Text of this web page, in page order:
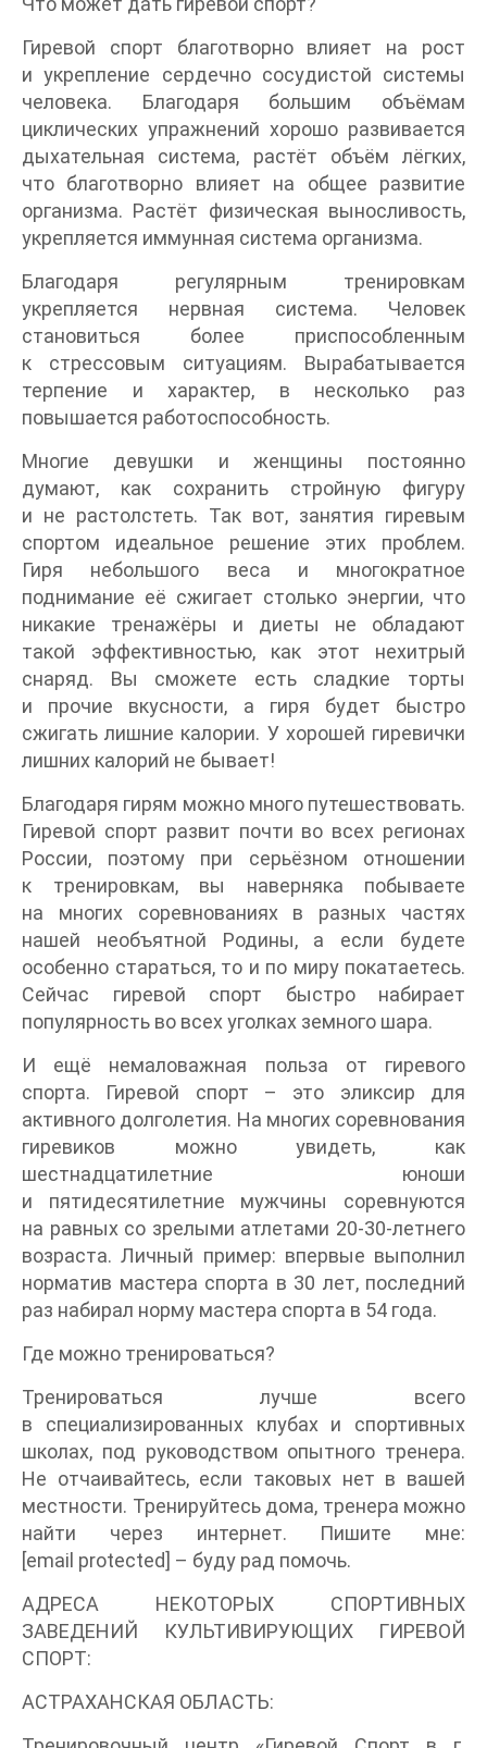
Гиревой спорт благотворно влияет на рост
и укрепление сердечно сосудистой системы
человека. Благодаря большим объёмам
циклических упражнений хорошо развивается
дыхательная система, растёт объём лёгких,
что благотворно влияет на общее развитие
организма. Растёт физическая выносливость,
укрепляется иммунная система организма.
Благодаря регулярным тренировкам
укрепляется нервная система. Человек
становиться более приспособленным
к стрессовым ситуациям. Вырабатывается
терпение и характер, в несколько раз
повышается работоспособность.
Многие девушки и женщины постоянно
думают, как сохранить стройную фигуру
и не растолстеть. Так вот, занятия гиревым
спортом идеальное решение этих проблем.
Гиря небольшого веса и многократное
поднимание её сжигает столько энергии, что
никакие тренажёры и диеты не обладают
такой эффективностью, как этот нехитрый
снаряд. Вы сможете есть сладкие торты
и прочие вкусности, а гиря будет быстро
сжигать лишние калории. У хорошей гиревички
лишних калорий не бывает!
Благодаря гирям можно много путешествовать.
Гиревой спорт развит почти во всех регионах
России, поэтому при серьёзном отношении
к тренировкам, вы наверняка побываете
на многих соревнованиях в разных частях
нашей необъятной Родины, а если будете
особенно стараться, то и по миру покатаетесь.
Сейчас гиревой спорт быстро набирает
популярность во всех уголках земного шара.
И ещё немаловажная польза от гиревого
спорта. Гиревой спорт – это эликсир для
активного долголетия. На многих соревнования
гиревиков можно увидеть, как
шестнадцатилетние юноши
и пятидесятилетние мужчины соревнуются
на равных со зрелыми атлетами 20-30-летнего
возраста. Личный пример: впервые выполнил
норматив мастера спорта в 30 лет, последний
раз набирал норму мастера спорта в 54 года.
Где можно тренироваться?
Тренироваться лучше всего
в специализированных клубах и спортивных
школах, под руководством опытного тренера.
Не отчаивайтесь, если таковых нет в вашей
местности. Тренируйтесь дома, тренера можно
найти через интернет. Пишите мне:
[email protected] – буду рад помочь.
АДРЕСА НЕКОТОРЫХ СПОРТИВНЫХ
ЗАВЕДЕНИЙ КУЛЬТИВИРУЮЩИХ ГИРЕВОЙ
СПОРТ:
АСТРАХАНСКАЯ ОБЛАСТЬ: